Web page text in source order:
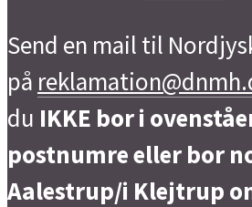
Send en mail til
på
du IKKE bor i
postnumre eller bor
Aalestrup/i Klejtrup